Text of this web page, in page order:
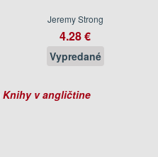
Jeremy Strong
4.28 €
Vypredané
Knihy v angličtine